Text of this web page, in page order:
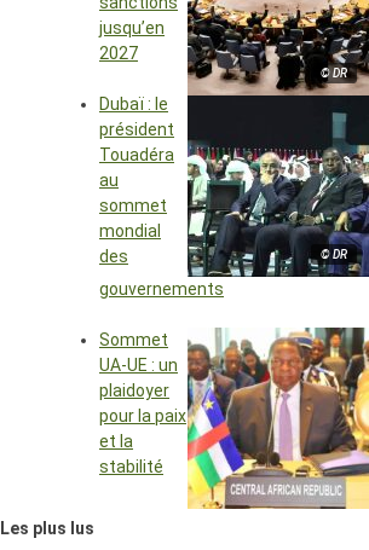
© DR
jusqu’en
2027
© DR
Dubaï : le
président
Touadéra
au
sommet
mondial
des
gouvernements
Sommet
UA-UE : un
plaidoyer
pour la paix
et la
stabilité
Les plus lus